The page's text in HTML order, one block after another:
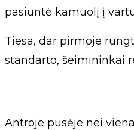
pasiuntė kamuolį į
Tiesa, dar pirmoje
standarto, šeimininkai
Antroje pusėje nei